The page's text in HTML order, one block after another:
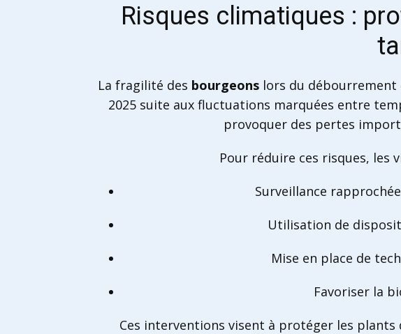
Risques climatiques :
La fragilité des bourgeonslors du débourrement
2025 suite aux fluctuations marquées entre
provoquer des pertes
Pour réduire ces risques, les
Surveillance
Utilisation de
Mise en place de
Favoriser la
Ces interventions visent à protéger les